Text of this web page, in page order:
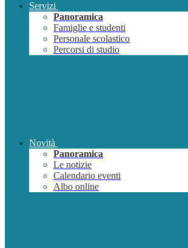
Servizi
Panoramica
Famiglie e studenti
Personale scolastico
Percorsi di studio
Novità
Panoramica
Le notizie
Calendario eventi
Albo online